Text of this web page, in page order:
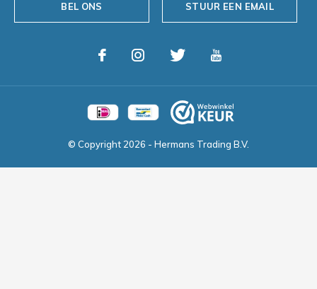
BEL ONS STUUR EEN EMAIL
© Copyright 2026 - Hermans Trading B.V.